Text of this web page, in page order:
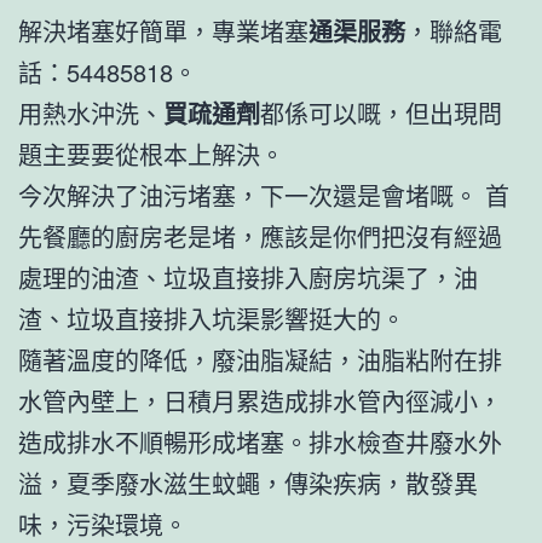
解決堵塞好簡單，專業堵塞通渠服務，聯絡電
話：54485818。
用熱水沖洗、 買疏通劑都係可以嘅，但出現問
題主要要從根本上解決。
今次解決了油污堵塞，下一次還是會堵嘅。 首
先餐廳的廚房老是堵，應該是你們把沒有經過
處理的油渣、垃圾直接排入廚房坑渠了，油
渣、垃圾直接排入坑渠影響挺大的。
隨著溫度的降低，廢油脂凝結，油脂粘附在排
水管內壁上，日積月累造成排水管內徑減小，
造成排水不順暢形成堵塞。排水檢查井廢水外
溢，夏季廢水滋生蚊蠅，傳染疾病，散發異
味，污染環境。